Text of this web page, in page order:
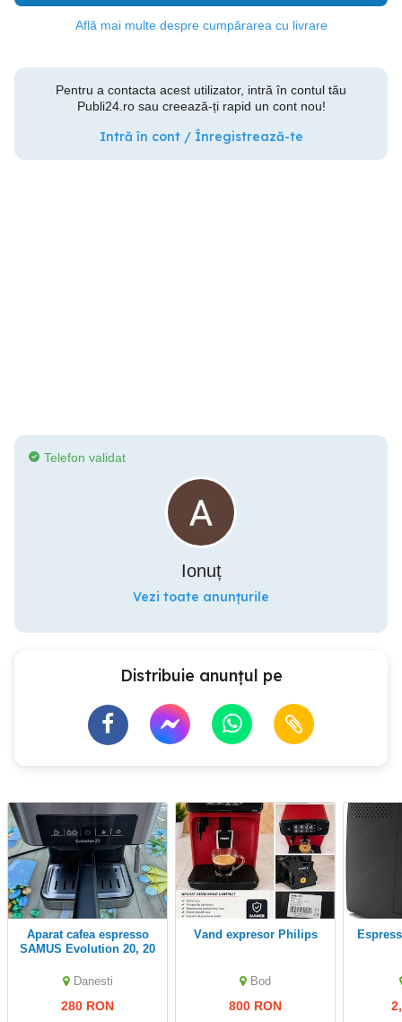
Află mai multe despre cumpărarea cu livrare
Pentru a contacta acest utilizator, intră în contul tău
Publi24.ro sau creează-ți rapid un cont nou!
Intră în cont / Înregistrează-te
Telefon validat
Ionuț
Vezi toate anunțurile
Distribuie anunțul pe
Aparat cafea espresso
SAMUS Evolution 20, 20
excelentă.
Danesti
280 RON
Vand expresor Philips
Bod
800 RON
Espressor philips 20 de